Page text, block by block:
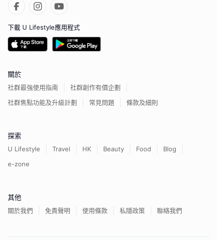
下載 U Lifestyle應用程式
關於
社群最強使用指南
社群創作有價企劃
社群焦點功能及升級計劃
常見問題 條款及細則
探索
U Lifestyle Travel HK Beauty Food
Blog
e-zone
其他
關於我們 免責聲明 使用條款 私隱政策 聯絡我們